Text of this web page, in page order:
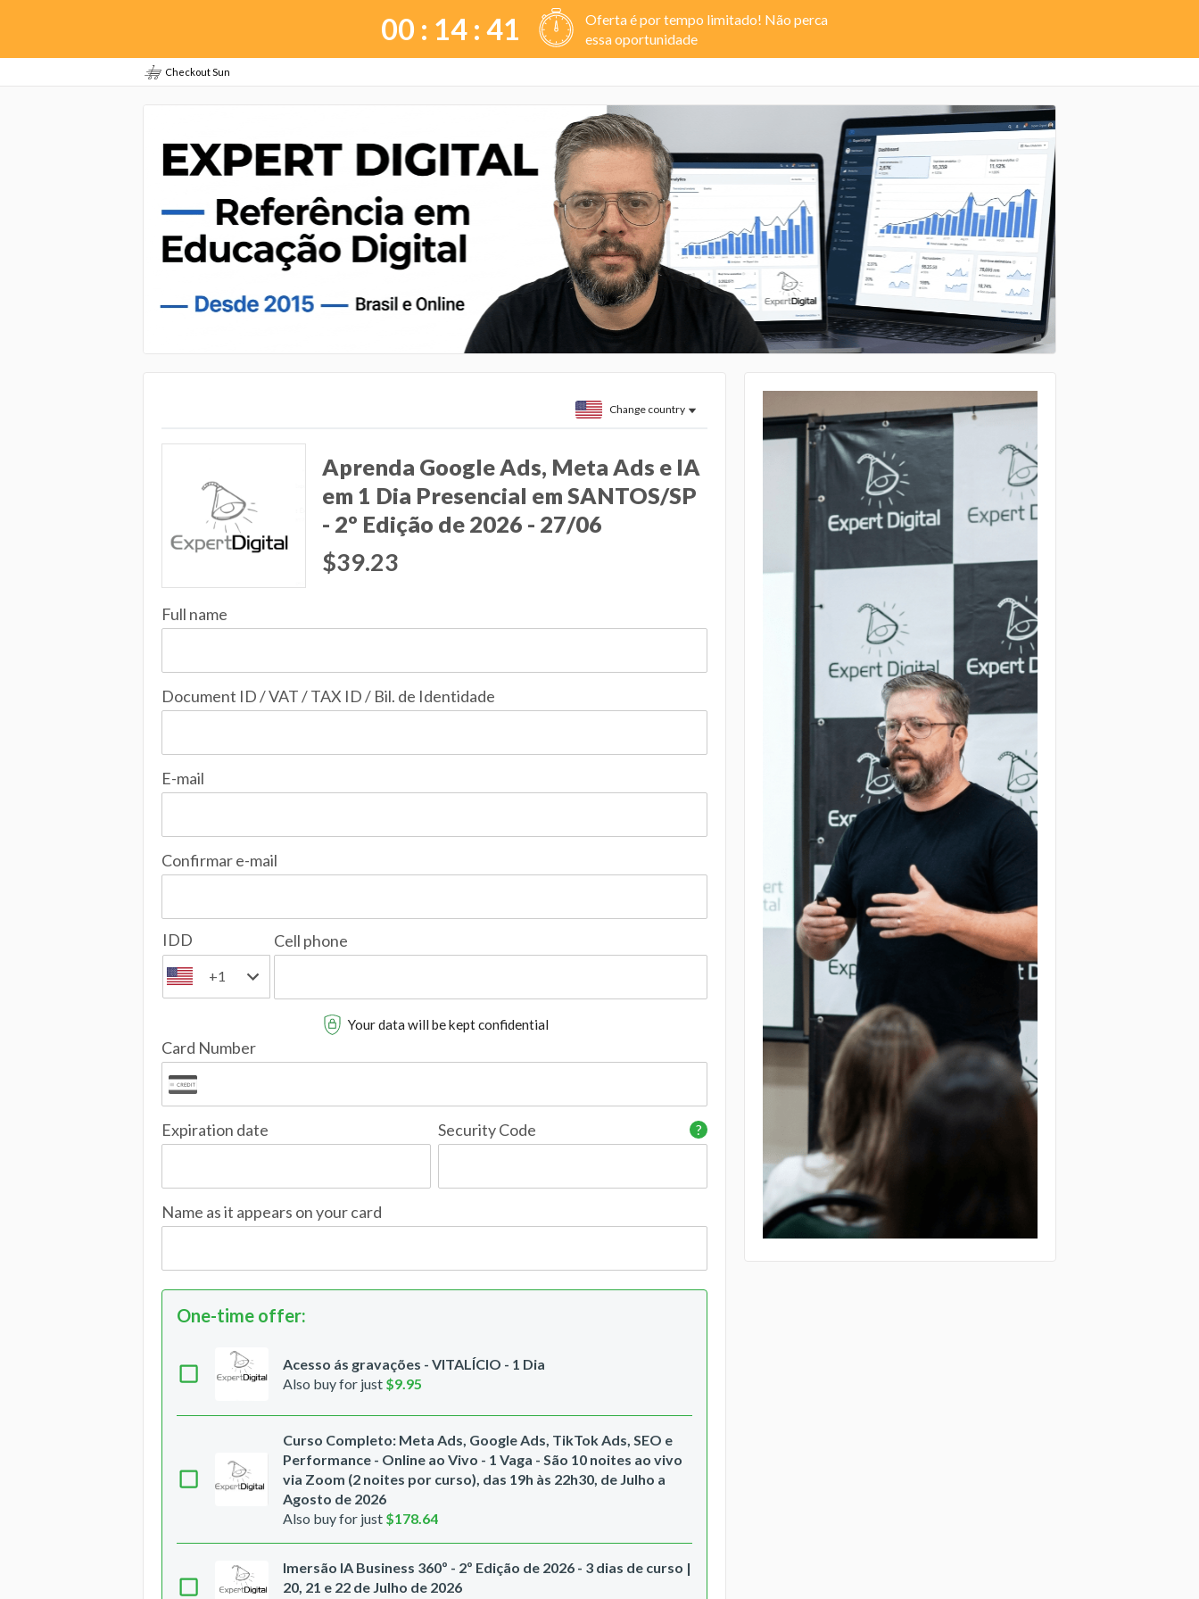
00 : 14: 40
Oferta é por tempo limitado! Não perca
essa oportunidade
Checkout Sun
Change country
Aprenda Google Ads, Meta Ads e IA
em 1 Dia Presencial em SANTOS/SP
- 2º Edição de 2026 - 27/06
$39.23
Full name
Document ID / VAT / TAX ID / Bil. de Identidade
E-mail
Confirmar e-mail
IDD
+1
Cell phone
Your data will be kept confidential
Card Number
Expiration date ?
Security Code
Name as it appears on your card
One-time offer:
Acesso ás gravações - VITALÍCIO - 1 Dia
Also buy for just $9.95
Curso Completo: Meta Ads, Google Ads, TikTok Ads, SEO e
Performance - Online ao Vivo - 1 Vaga - São 10 noites ao vivo
via Zoom (2 noites por curso), das 19h às 22h30, de Julho a
Agosto de 2026
Also buy for just $178.64
Imersão IA Business 360º - 2º Edição de 2026 - 3 dias de curso |
20, 21 e 22 de Julho de 2026